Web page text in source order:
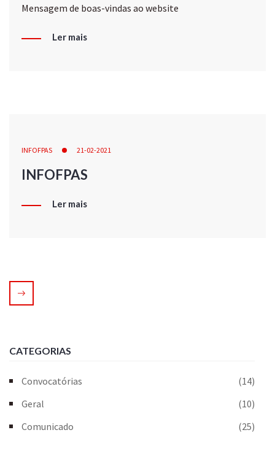
Mensagem de boas-vindas ao website
Ler mais
INFOFPAS 21-02-2021
INFOFPAS
Ler mais
CATEGORIAS
Convocatórias
(14)
Geral
(10)
Comunicado
(25)